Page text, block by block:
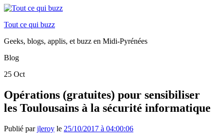
Tout ce qui buzz
Geeks, blogs, applis, et buzz en Midi-Pyrénées
Blog
25 Oct
Opérations (gratuites) pour sensibiliser
les Toulousains à la sécurité informatique
Publié parjleroy le 25/10/2017 à 04:00:06